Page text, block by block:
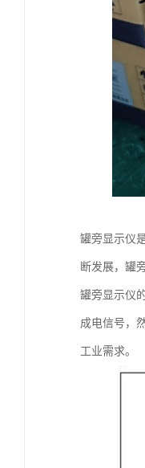
罐旁显示仪
断发展，罐
罐旁显示仪
成电信号，
工业需求。